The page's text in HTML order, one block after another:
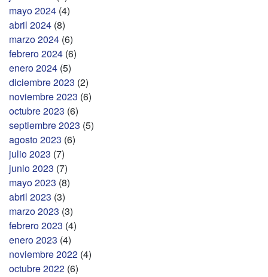
mayo 2024 (4)
abril 2024 (8)
marzo 2024 (6)
febrero 2024 (6)
enero 2024 (5)
diciembre 2023 (2)
noviembre 2023 (6)
octubre 2023 (6)
septiembre 2023 (5)
agosto 2023 (6)
julio 2023 (7)
junio 2023 (7)
mayo 2023 (8)
abril 2023 (3)
marzo 2023 (3)
febrero 2023 (4)
enero 2023 (4)
noviembre 2022 (4)
octubre 2022 (6)